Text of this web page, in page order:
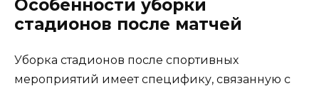
Особенности уборки
стадионов после матчей
Уборка стадионов после спортивных
мероприятий имеет специфику, связанную с